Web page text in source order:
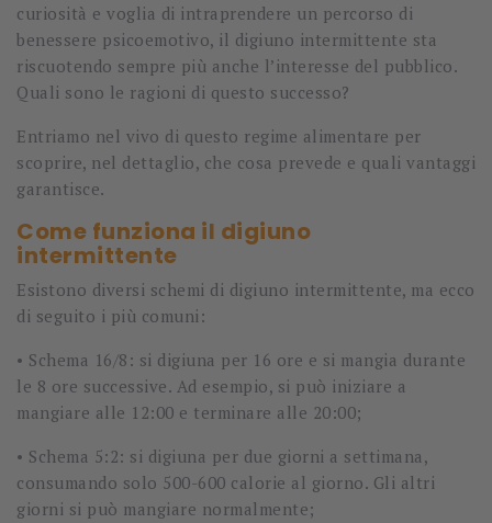
curiosità e voglia di intraprendere un percorso di
benessere psicoemotivo, il digiuno intermittente sta
riscuotendo sempre più anche l’interesse del pubblico.
Quali sono le ragioni di questo successo?
Entriamo nel vivo di questo regime alimentare per
scoprire, nel dettaglio, che cosa prevede e quali vantaggi
garantisce.
Come funziona il digiuno
intermittente
Esistono diversi schemi di digiuno intermittente, ma ecco
di seguito i più comuni:
• Schema 16/8: si digiuna per 16 ore e si mangia durante
le 8 ore successive. Ad esempio, si può iniziare a
mangiare alle 12:00 e terminare alle 20:00;
• Schema 5:2: si digiuna per due giorni a settimana,
consumando solo 500-600 calorie al giorno. Gli altri
giorni si può mangiare normalmente;